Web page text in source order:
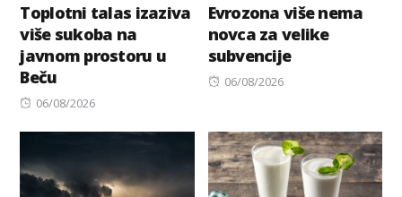
Toplotni talas izaziva
više sukoba na
javnom prostoru u
Beču
Posted
06/08/2026
Evrozona više nema
novca za velike
subvencije
Posted
06/08/2026